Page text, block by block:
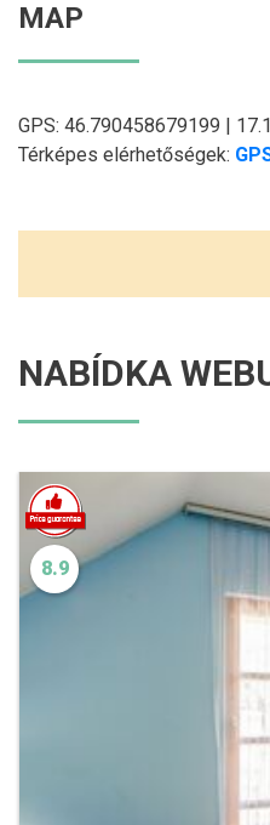
MAP
GPS: 46.790458679199 |
Térképes elérhetőségek:
NABÍDKA
8.9